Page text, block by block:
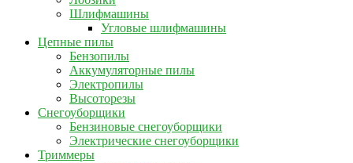
Шлифмашины
Угловые шлифмашины
Цепные пилы
Бензопилы
Аккумуляторные пилы
Электропилы
Высоторезы
Снегоуборщики
Бензиновые снегоуборщики
Электрические снегоуборщики
Триммеры